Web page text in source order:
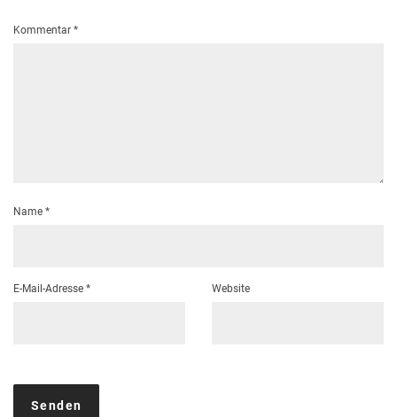
Kommentar *
Name *
E-Mail-Adresse * Website